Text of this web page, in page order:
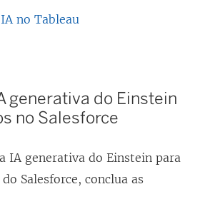
no Tableau
generativa do Einstein
no Salesforce
IA generativa do Einstein para
Salesforce, conclua as